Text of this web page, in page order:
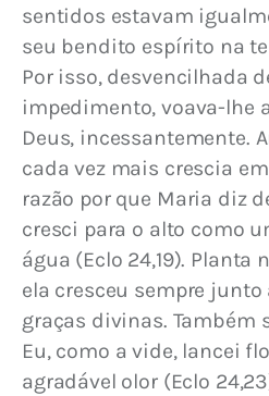
sentidos estavam
seu bendito espírito na
Por isso, desvencilhada
impedimento, voava-lhe
Deus, incessantemente.
cada vez mais crescia
razão por que Maria diz
cresci para o alto como
água (Eclo 24,19). Planta
ela cresceu sempre junto
graças divinas. Também
Eu, como a vide, lancei
agradável olor (Eclo